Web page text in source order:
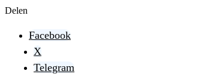
Delen
Facebook
X
Telegram